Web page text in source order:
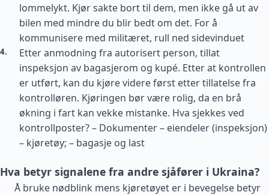
lommelykt. Kjør sakte bort til dem, men ikke gå ut av
bilen med mindre du blir bedt om det. For å
kommunisere med militæret, rull ned sidevinduet
Etter anmodning fra autorisert person, tillat
inspeksjon av bagasjerom og kupé. Etter at kontrollen
er utført, kan du kjøre videre først etter tillatelse fra
kontrolløren. Kjøringen bør være rolig, da en brå
økning i fart kan vekke mistanke. Hva sjekkes ved
kontrollposter? – Dokumenter – eiendeler (inspeksjon)
– kjøretøy; – bagasje og last
Hva betyr signalene fra andre sjåfører i Ukraina?
Å bruke nødblink mens kjøretøyet er i bevegelse betyr